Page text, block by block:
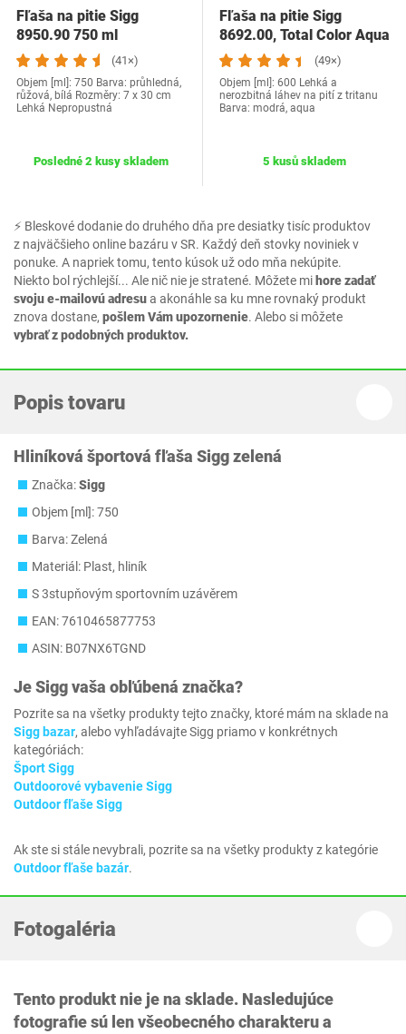
⚡ Bleskové dodanie do druhého dňa pre desiatky tisíc produktov
z najväčšieho online bazáru v SR. Každý deň stovky noviniek v
ponuke. A napriek tomu, tento kúsok už odo mňa nekúpite.
Niekto bol rýchlejší... Ale nič nie je stratené. Môžete mihore zadať
svoju e-mailovú adresua akonáhle sa ku mne rovnaký produkt
znova dostane, pošlem Vám upozornenie. Alebo si môžete
vybrať z podobných produktov.
Fľaša na pitie Sigg
8950.90 750 ml
(41×)
Objem [ml]: 750 Barva: průhledná,
růžová, bílá Rozměry: 7 x 30 cm
Lehká Nepropustná
Posledné 2 kusy skladem
Fľaša na pitie Sigg
8692.00, Total Color Aqua
(49×)
Objem [ml]: 600 Lehká a
nerozbitná láhev na pití z tritanu
Barva: modrá, aqua
5 kusů skladem
Popis tovaru
Hliníková športová fľaša Sigg zelená
Značka:Sigg
Objem [ml]: 750
Barva: Zelená
Materiál: Plast, hliník
S 3stupňovým sportovním uzávěrem
EAN: 7610465877753
ASIN: B07NX6TGND
JeSiggvaša obľúbená značka?
Pozrite sa na všetky produkty tejto značky, ktoré mám na sklade na
Sigg bazar, alebo vyhľadávajte Sigg priamo v konkrétnych
kategóriách:
Šport Sigg
Outdoorové vybavenie Sigg
Outdoor fľaše Sigg
Ak ste si stále nevybrali, pozrite sa na všetky produkty z kategórie
Outdoor fľaše bazár.
Fotogaléria
Tento produkt nie je na sklade. Nasledujúce
fotografie sú len všeobecného charakteru a